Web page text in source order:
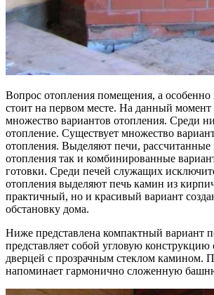
Вопрос отопления помещения, а особенно
стоит на первом месте. На данный момент
множество вариантов отопления. Среди
отопление. Существует множество
отопления. Выделяют печи, рассчитанные
отопления так и комбинированные
готовки. Среди печей служащих
отопления выделяют печь камин из
практичный, но и красивый вариант
обстановку дома.
Ниже представлена компактный вариант
представляет собой угловую
дверцей с прозрачным стеклом камином.
напоминает гармонично сложенную